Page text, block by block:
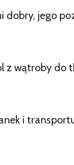
dobry, jego
z wątroby do
i